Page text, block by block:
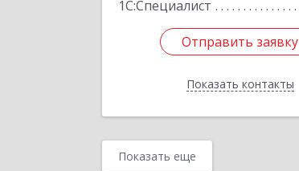
1С:Специалист
Отправить заявку
Показать контакты
Отправить заявку
Назад
Показать еще